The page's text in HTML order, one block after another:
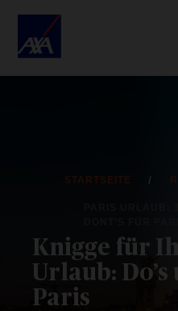
STARTSEITE
Knigge für
Urlaub: Do’s
Paris